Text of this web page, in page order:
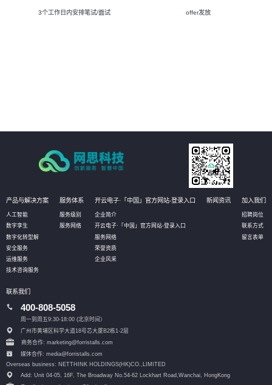
3个工作日内安排笔试/面试 offer发放
产品与解决方案
人工智能
数字孪生
数字化转型解
安全服务
运维服务
技术咨询服务
服务体系
服务级别
服务网络
开云电子·「中国」官方网站-登录入口
企业简介
开云电子·「中国」官方网站-登录入口
服务网络
荣誉资质
企业风采
新闻资讯 加入我们
招聘岗位
联系方式
留言表单
联系我们
400-808-5058
周一到周五9:30-18:00 (北京时间）
广州市黄埔区科学大道18号芯大厦B2栋1-2层
商务合作: marketing@forristalls.com
媒体合作: media@forristalls.com
Overseas business: NETTHINK HOLDINGS(HK)CO.,LIMITED
Add: Unit 04-05, 16F, The Broadway No.54-62 Lockhart Road, Wanchai, HongKong